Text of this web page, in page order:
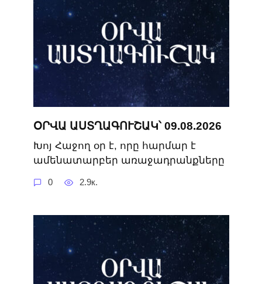
ՕՐՎԱ ԱՍՏՂԱԳՈՒՇԱԿ՝ 09.08.2026
Խոյ Հաջող օր է, որը հարմար է
ամենատարբեր առաջադրանքները
0 2.9к.